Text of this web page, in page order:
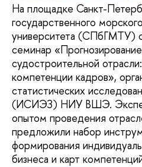
На площадке Санкт-
государственного
университета (СПбГМТУ)
семинар
судостроительной
компетенции кадров»,
статистических
(ИСИЭЗ) НИУ ВШЭ.
опытом проведения
предложили набор
формирования
бизнеса и карт